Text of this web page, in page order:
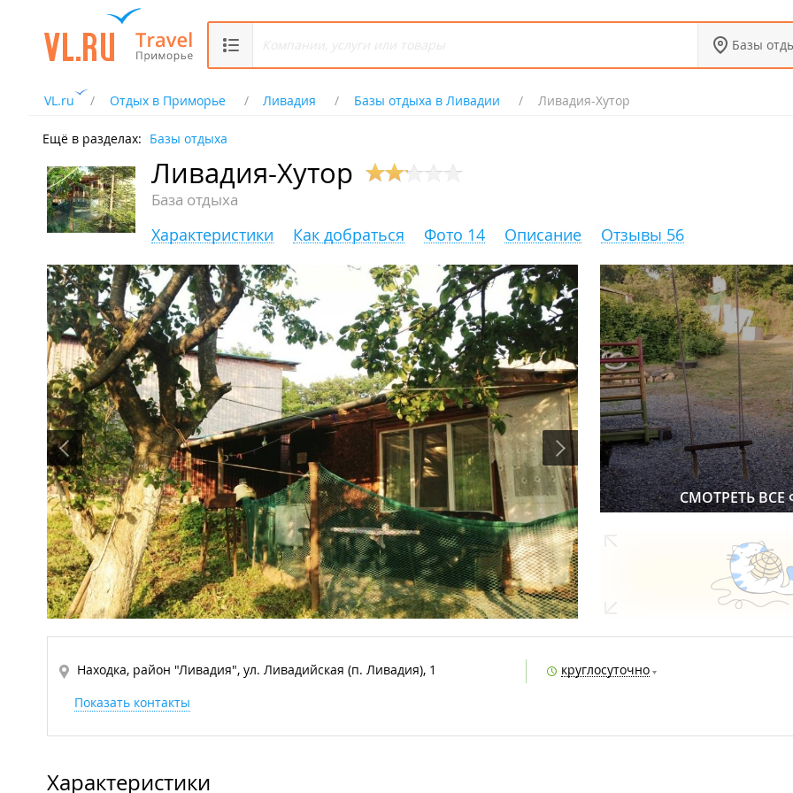
Базы
VL.ru Отдых в Приморье Ливадия Базы отдыха в Ливадии Ливадия-Хутор
Ещё в разделах: Базы отдыха
Ливадия-Хутор
База отдыха
Характеристики Как добраться Фото 14 Описание Отзывы 56
СМОТРЕТЬ ВСЕ
Находка, район "Ливадия", ул. Ливадийская (п. Ливадия), 1
круглосуточно
Показать контакты
Характеристики